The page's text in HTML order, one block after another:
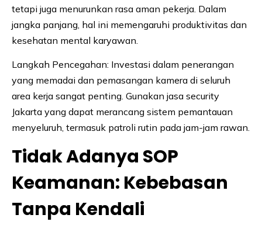
tetapi juga menurunkan rasa aman pekerja. Dalam
jangka panjang, hal ini memengaruhi produktivitas dan
kesehatan mental karyawan.
Langkah Pencegahan: Investasi dalam penerangan
yang memadai dan pemasangan kamera di seluruh
area kerja sangat penting. Gunakan jasa security
Jakarta yang dapat merancang sistem pemantauan
menyeluruh, termasuk patroli rutin pada jam-jam rawan.
Tidak Adanya SOP
Keamanan: Kebebasan
Tanpa Kendali